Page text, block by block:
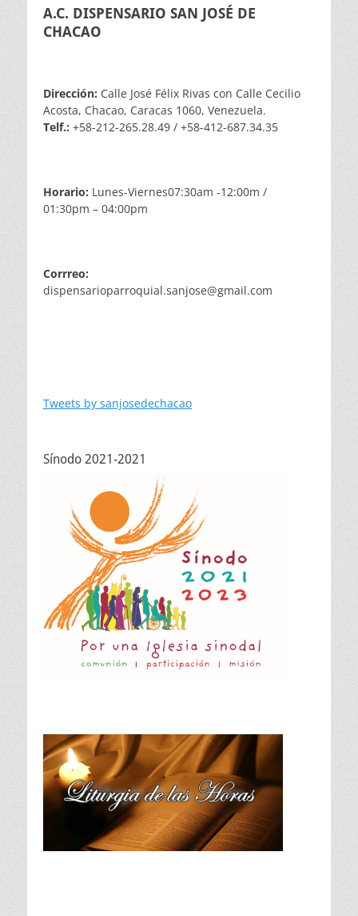
A.C. DISPENSARIO SAN JOSÉ DE
CHACAO
Dirección: Calle José Félix Rivas con Calle Cecilio
Acosta, Chacao, Caracas 1060, Venezuela.
Telf.: +58-212-265.28.49 / +58-412-687.34.35
Horario: Lunes-Viernes07:30am -12:00m /
01:30pm – 04:00pm
Corrreo:
dispensarioparroquial.sanjose@gmail.com
Tweets by sanjosedechacao
Sínodo 2021-2021